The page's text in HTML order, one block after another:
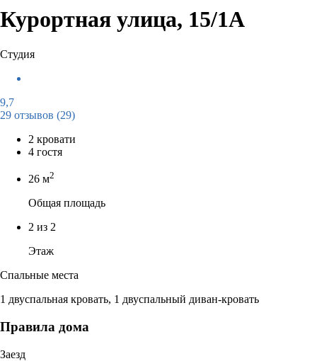
Курортная улица, 15/1А
Студия
9,7
29 отзывов (29)
2 кровати
4 гостя
26 м2
Общая площадь
2 из 2
Этаж
Спальные места
1 двуспальная кровать, 1 двуспальный диван-кровать
Правила дома
Заезд